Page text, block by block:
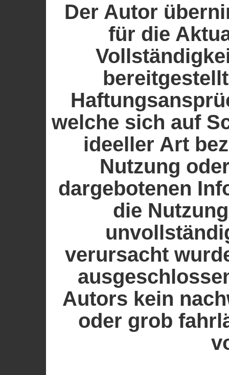
Der Autor
für die
welche sich auf
ideeller Art
Nutzung
dargebotenen
die
verursacht
Autors kein
oder grob